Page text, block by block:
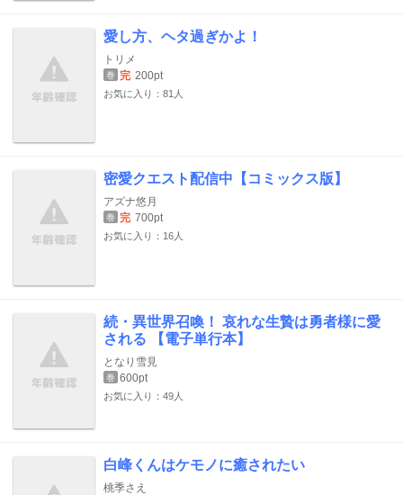
愛し方、ヘタ過ぎかよ！
トリメ
巻 完 200pt
お気に入り：81人
密愛クエスト配信中【コミックス版】
アズナ悠月
巻 完 700pt
お気に入り：16人
続・異世界召喚！ 哀れな生贄は勇者様に愛
される 【電子単行本】
となり雪見
巻 600pt
お気に入り：49人
白峰くんはケモノに癒されたい
桃季さえ